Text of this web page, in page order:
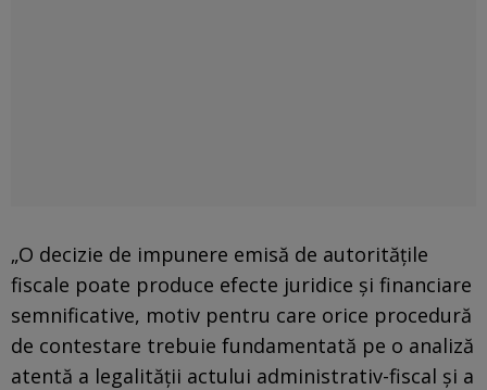
„O decizie de impunere emisă de autoritățile
fiscale poate produce efecte juridice și financiare
semnificative, motiv pentru care orice procedură
de contestare trebuie fundamentată pe o analiză
atentă a legalității actului administrativ-fiscal și a